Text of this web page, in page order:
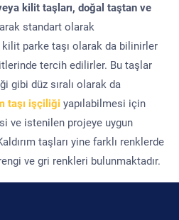
kilit taşları, doğal taştan ve
standart olarak
parke taşı olarak da bilinirler
tercih edilirler. Bu taşlar
gibi düz sıralı olarak da
taşı işçiliği yapılabilmesi için
ve istenilen projeye uygun
taşları yine farklı renklerde
ve gri renkleri bulunmaktadır.